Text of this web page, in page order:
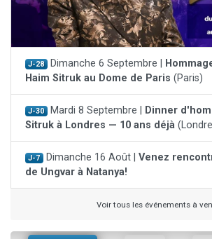
J-28 Dimanche 6 Septembre |
Haim Sitruk au Dome de Paris (Paris)
J-30 Mardi 8 Septembre |
Dinner
Sitruk à Londres — 10 ans déjà
J-7 Dimanche 16 Août | Venez
de Ungvar à Natanya!
Voir tous les événements à